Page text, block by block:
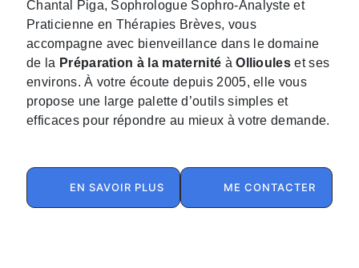
Chantal Piga, Sophrologue Sophro-Analyste et
Praticienne en Thérapies Brèves, vous
accompagne avec bienveillance dans le domaine
de la Préparation à la maternité àOllioules et ses
environs. À votre écoute depuis 2005, elle vous
propose une large palette d’outils simples et
efficaces pour répondre au mieux à votre demande.
EN SAVOIR PLUS ME CONTACTER